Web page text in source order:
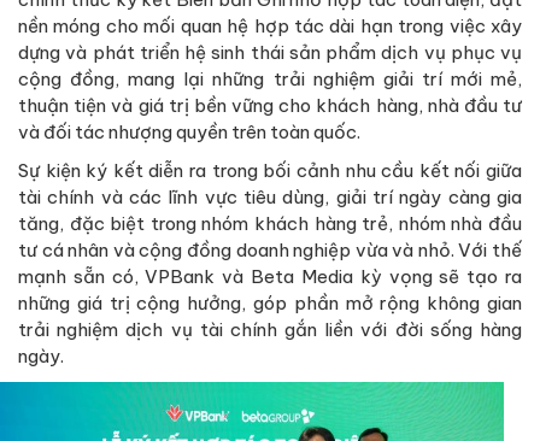
nền móng cho mối quan hệ hợp tác dài hạn trong việc xây
dựng và phát triển hệ sinh thái sản phẩm dịch vụ phục vụ
cộng đồng, mang lại những trải nghiệm giải trí mới mẻ,
thuận tiện và giá trị bền vững cho khách hàng, nhà đầu tư
và đối tác nhượng quyền trên toàn quốc.
Sự kiện ký kết diễn ra trong bối cảnh nhu cầu kết nối giữa
tài chính và các lĩnh vực tiêu dùng, giải trí ngày càng gia
tăng, đặc biệt trong nhóm khách hàng trẻ, nhóm nhà đầu
tư cá nhân và cộng đồng doanh nghiệp vừa và nhỏ. Với thế
mạnh sẵn có, VPBank và Beta Media kỳ vọng sẽ tạo ra
những giá trị cộng hưởng, góp phần mở rộng không gian
trải nghiệm dịch vụ tài chính gắn liền với đời sống hàng
ngày.